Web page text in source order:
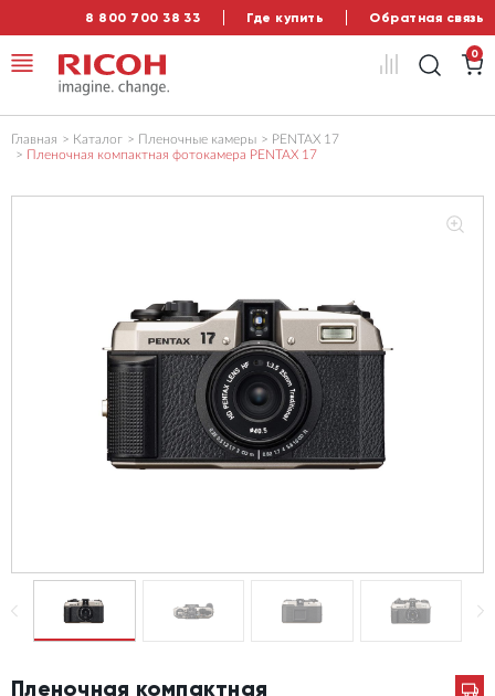
8 800 700 38 33 Где купить Обратная связь
0
Главная Каталог Пленочные камеры
PENTAX 17
Пленочная компактная фотокамера PENTAX 17
Пленочная компактная